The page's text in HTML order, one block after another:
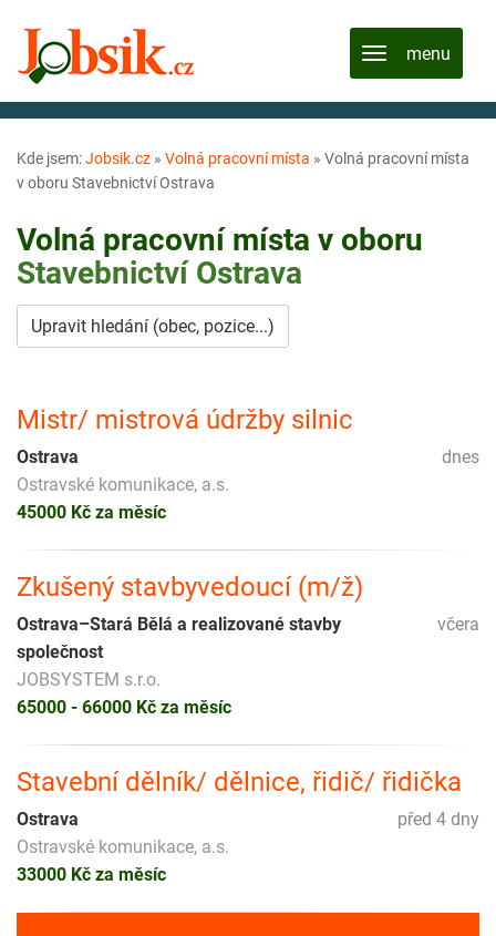
Kde jsem:Jobsik.cz » Volná pracovní místa » Volná pracovní místa
v oboru Stavebnictví Ostrava
Volná pracovní místa v oboru
Stavebnictví Ostrava
Upravit hledání (obec, pozice...)
Mistr/ mistrová údržby silnic
dnes
Ostrava
Ostravské komunikace, a.s.
45000 Kč za měsíc
Zkušený stavbyvedoucí (m/ž)
včera
Ostrava–Stará Bělá a realizované stavby
společnost
JOBSYSTEM s.r.o.
65000 - 66000 Kč za měsíc
Stavební dělník/ dělnice, řidič/ řidička
před 4 dny
Ostrava
Ostravské komunikace, a.s.
33000 Kč za měsíc